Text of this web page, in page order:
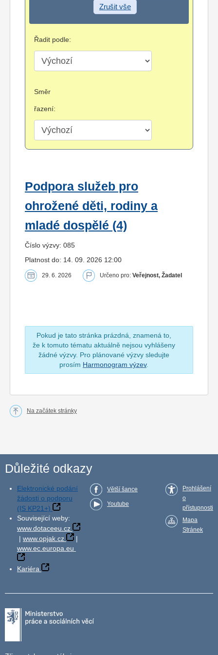
Zrušit vše
Řadit podle:
Směr
řazení:
Podpora služeb pro
ohrožené děti, rodiny a
mladé dospělé (4)
Číslo výzvy: 085
Platnost do: 14. 09. 2026 12:00
29. 6. 2026 Určeno pro: Veřejnost, Žadatel
Pokud je tato stránka prázdná, znamená to,
že k tomuto tématu aktuálně nejsou vyhlášeny
žádné výzvy. Pro plánované výzvy sledujte
prosím Harmonogram výzev.
Na začátek stránky
Důležité odkazy
Elektronické podání
žádosti o podporu
(IS KP21+)
Související weby:
www.dotaceeu.cz
| www.opjak.cz
|
www.ec.europa.eu
Kariéra
Větší šance
Youtube
Prohlášení
o
přístupnosti
Mapa
Stránek